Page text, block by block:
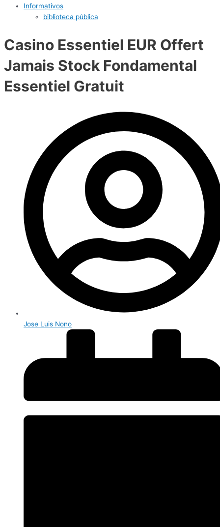
Informativos
biblioteca pública
Casino Essentiel EUR Offert
Jamais Stock Fondamental
Essentiel Gratuit
Jose Luis Nono